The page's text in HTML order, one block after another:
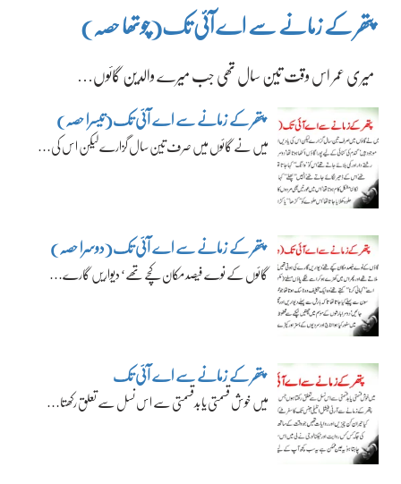
پتھر کے زمانے سے اے آئی تک(چوتھا حصہ)
میری عمر اس وقت تین سال تھی جب میرے والدین گائوں…
پتھر کے زمانے سے اے آئی تک(تیسرا حصہ)
میں نے گائوں میں صرف تین سال گزارے لیکن اس کی…
پتھر کے زمانے سے اے آئی تک(دوسرا حصہ)
گائوں کے نوے فیصد مکان کچے تھے‘ دیواریں گارے…
پتھر کے زمانے سے اے آئی تک
میں خوش قسمتی یا بدقسمتی سے اس نسل سے تعلق رکھتا…